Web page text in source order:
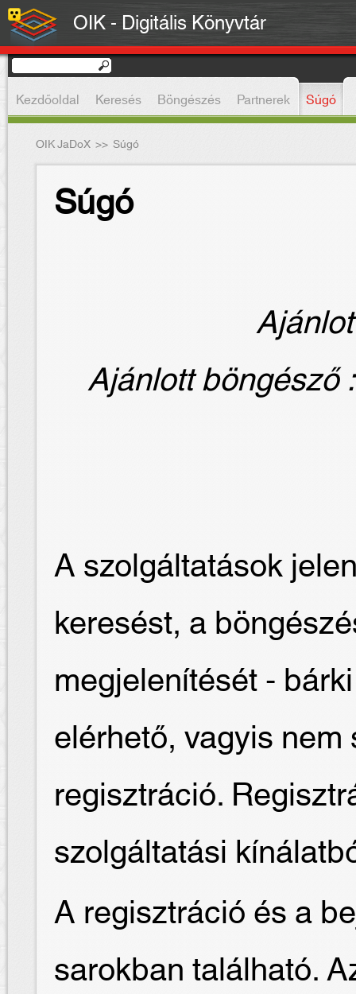
OIK - Digitális Könyvtár
Kezdőoldal Keresés Böngészés Partnerek Súgó
OIK JaDoX >> Súgó
Súgó
Ajánlott böngésző
A szolgáltatások
keresést, a
megjelenítését -
elérhető, vagyis
regisztráció.
szolgáltatási
A regisztráció és a
sarokban található.